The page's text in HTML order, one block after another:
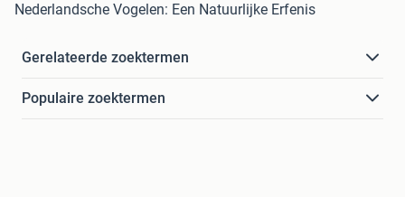
Nederlandsche Vogelen: Een Natuurlijke Erfenis
Gerelateerde zoektermen
Populaire zoektermen